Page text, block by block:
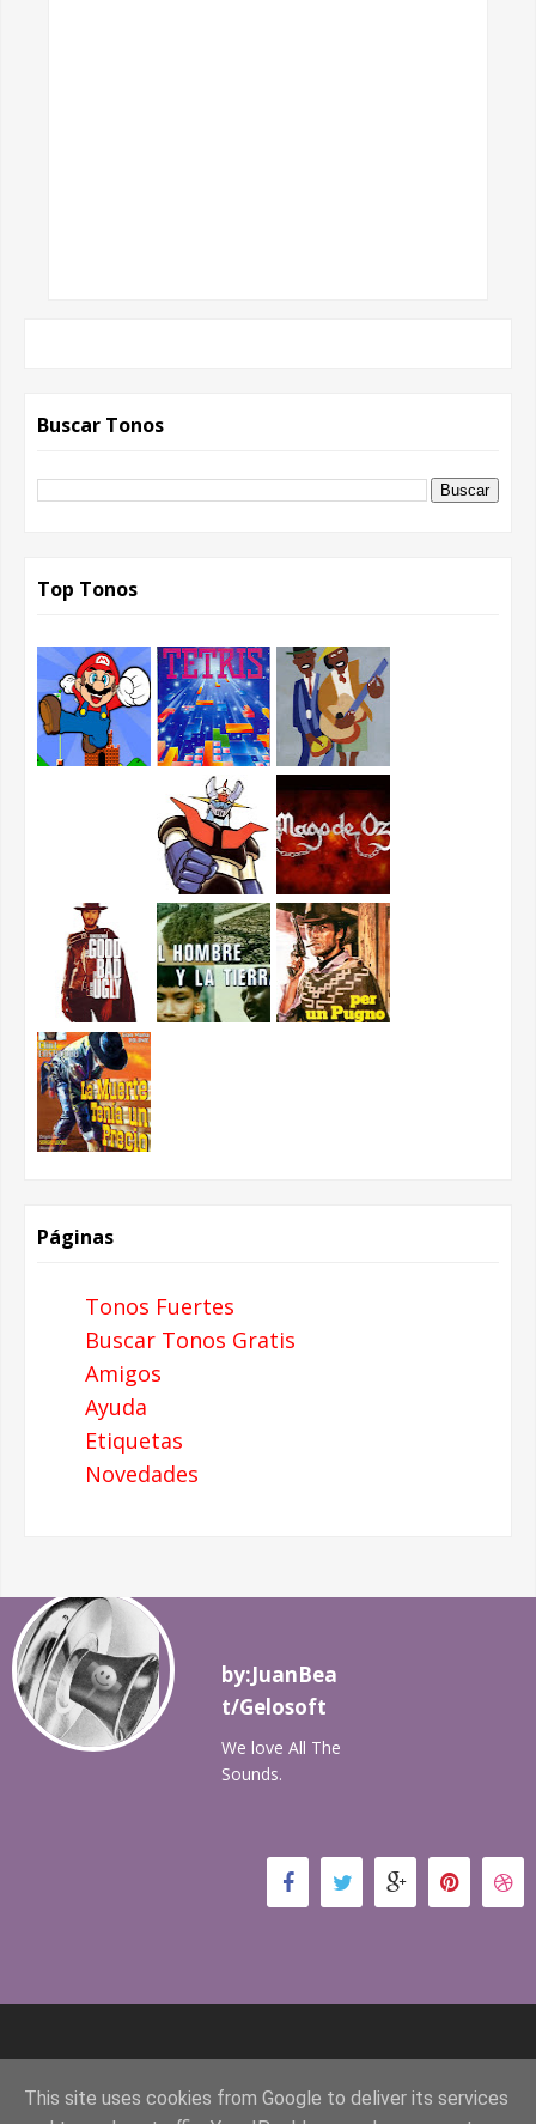
Buscar Tonos
Top Tonos
Páginas
Tonos Fuertes
Buscar Tonos Gratis
Amigos
Ayuda
Etiquetas
Novedades
by:JuanBea
t/Gelosoft
We love All The
Sounds.
This site uses cookies from Google to deliver its services